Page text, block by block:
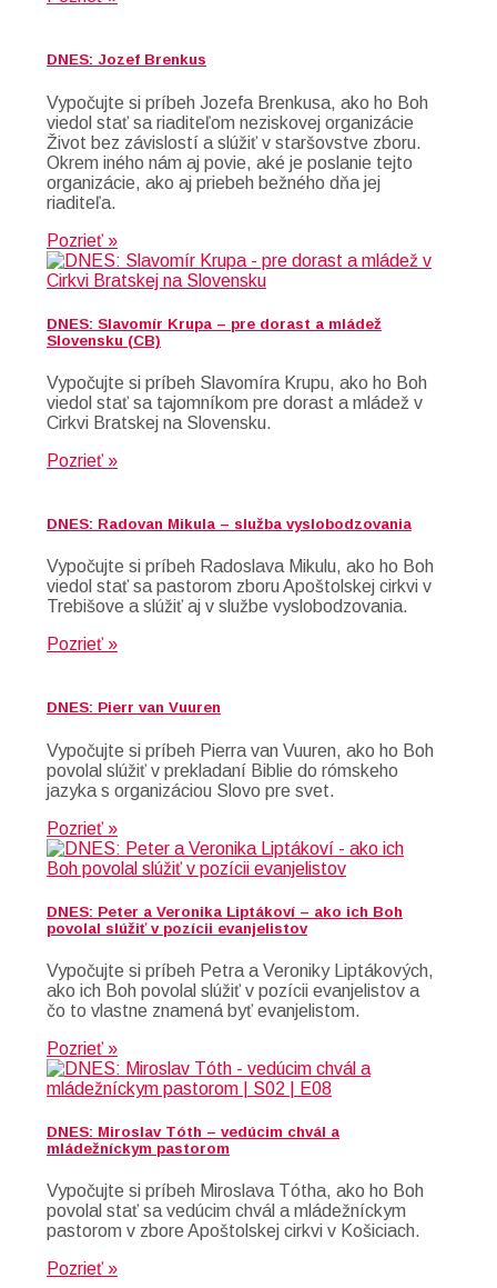
DNES: Jozef Brenkus
Vypočujte si príbeh Jozefa Brenkusa, ako ho Boh
viedol stať sa riaditeľom neziskovej organizácie
Život bez závislostí a slúžiť v staršovstve zboru.
Okrem iného nám aj povie, aké je poslanie tejto
organizácie, ako aj priebeh bežného dňa jej
riaditeľa.
Pozrieť »
DNES: Slavomír Krupa – pre dorast a mládež
Slovensku (CB)
Vypočujte si príbeh Slavomíra Krupu, ako ho Boh
viedol stať sa tajomníkom pre dorast a mládež v
Cirkvi Bratskej na Slovensku.
Pozrieť »
DNES: Radovan Mikula – služba vyslobodzovania
Vypočujte si príbeh Radoslava Mikulu, ako ho Boh
viedol stať sa pastorom zboru Apoštolskej cirkvi v
Trebišove a slúžiť aj v službe vyslobodzovania.
Pozrieť »
DNES: Pierr van Vuuren
Vypočujte si príbeh Pierra van Vuuren, ako ho Boh
povolal slúžiť v prekladaní Biblie do rómskeho
jazyka s organizáciou Slovo pre svet.
Pozrieť »
DNES: Peter a Veronika Liptákoví – ako ich Boh
povolal slúžiť v pozícii evanjelistov
Vypočujte si príbeh Petra a Veroniky Liptákových,
ako ich Boh povolal slúžiť v pozícii evanjelistov a
čo to vlastne znamená byť evanjelistom.
Pozrieť »
DNES: Miroslav Tóth – vedúcim chvál a
mládežníckym pastorom
Vypočujte si príbeh Miroslava Tótha, ako ho Boh
povolal stať sa vedúcim chvál a mládežníckym
pastorom v zbore Apoštolskej cirkvi v Košiciach.
Pozrieť »